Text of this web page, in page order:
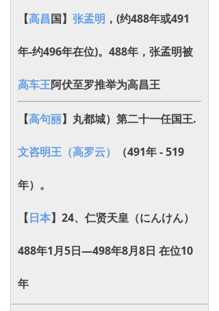
【高昌国】 张孟明 ，(约488年或491
年-约496年在位)。488年， 张孟明被
高车王阿伏至罗推举为高昌王
【高句丽】丸都城）第二十一任国王.
文咨明王（高罗云） （491年 - 519
年）。
【日本】 24、仁贤天皇（にんけん）
488年1月5日—498年8月8日 在位10
年